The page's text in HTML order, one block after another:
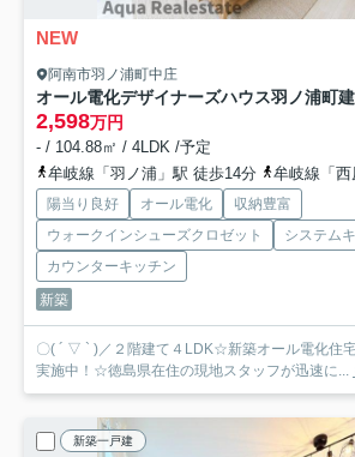
NEW
阿南市羽ノ浦町中庄
オール電化デザイナーズハウス羽ノ浦町
2,598万円
- / 104.88㎡ / 4LDK /予定
牟岐線「羽ノ浦」駅 徒歩14分
牟岐線「
陽当り良好 オール電化
収納豊富
ウォークインシューズクロゼット
システム
カウンターキッチン
新築
〇( ´ ▽ ` )／２階建て４LDK☆新築オール電化住
実施中！☆徳島県在住の現地スタッフが迅速に...
新築一戸建